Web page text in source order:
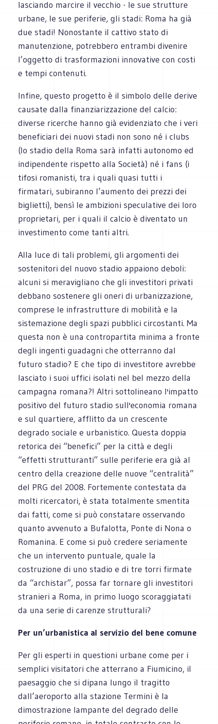
lasciando marcire il vecchio - le sue strutture
urbane, le sue periferie, gli stadi: Roma ha già
due stadi! Nonostante il cattivo stato di
manutenzione, potrebbero entrambi divenire
l’oggetto di trasformazioni innovative con costi
e tempi contenuti.
Infine, questo progetto è il simbolo delle derive
causate dalla finanziarizzazione del calcio:
diverse ricerche hanno già evidenziato che i veri
beneficiari dei nuovi stadi non sono né i clubs
(lo stadio della Roma sarà infatti autonomo ed
indipendente rispetto alla Società) né i fans (i
tifosi romanisti, tra i quali quasi tutti i
firmatari, subiranno l’aumento dei prezzi dei
biglietti), bensì le ambizioni speculative dei loro
proprietari, per i quali il calcio è diventato un
investimento come tanti altri.
Alla luce di tali problemi, gli argomenti dei
sostenitori del nuovo stadio appaiono deboli:
alcuni si meravigliano che gli investitori privati
debbano sostenere gli oneri di urbanizzazione,
comprese le infrastrutture di mobilità e la
sistemazione degli spazi pubblici circostanti. Ma
questa non è una contropartita minima a fronte
degli ingenti guadagni che otterranno dal
futuro stadio? E che tipo di investitore avrebbe
lasciato i suoi uffici isolati nel bel mezzo della
campagna romana?! Altri sottolineano l'impatto
positivo del futuro stadio sull'economia romana
e sul quartiere, afflitto da un crescente
degrado sociale e urbanistico. Questa doppia
retorica dei “benefici” per la città e degli
“effetti strutturanti” sulle periferie era già al
centro della creazione delle nuove “centralità”
del PRG del 2008. Fortemente contestata da
molti ricercatori, è stata totalmente smentita
dai fatti, come si può constatare osservando
quanto avvenuto a Bufalotta, Ponte di Nona o
Romanina. E come si può credere seriamente
che un intervento puntuale, quale la
costruzione di uno stadio e di tre torri firmate
da “archistar”, possa far tornare gli investitori
stranieri a Roma, in primo luogo scoraggiatati
da una serie di carenze strutturali?
Per un’urbanistica al servizio del bene comune
Per gli esperti in questioni urbane come per i
semplici visitatori che atterrano a Fiumicino, il
paesaggio che si dipana lungo il tragitto
dall’aeroporto alla stazione Termini è la
dimostrazione lampante del degrado delle